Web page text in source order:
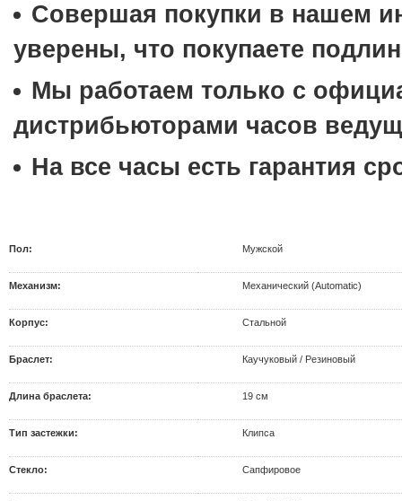
Совершая покупки в нашем
уверены, что покупаете
Мы работаем только с
дистрибьюторами часов
На все часы есть гарантия
Пол: Мужской
Механизм: Механический (Automatic)
Корпус: Стальной
Браслет: Каучуковый / Резиновый
Длина браслета: 19 см
Тип застежки: Клипса
Стекло: Сапфировое